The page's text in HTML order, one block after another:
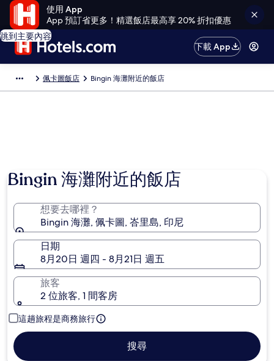
使用 App
App 預訂省更多！精選飯店最高享 20% 折扣優惠
跳到主要內容
下載 App
佩卡圖飯店 Bingin 海灘附近的飯店
Bingin 海灘附近的飯店
想要去哪裡？
Bingin 海灘, 佩卡圖, 峇里島, 印尼
日期
8月20日 週四 - 8月21日 週五
旅客
2 位旅客, 1 間客房
這趟旅程是商務旅行
搜尋